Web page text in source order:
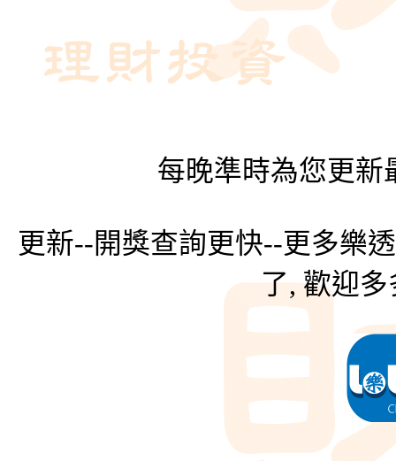
每晚準時為您更新
更新--開獎查詢更快--更多樂
了, 歡迎